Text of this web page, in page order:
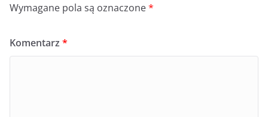
Wymagane pola są oznaczone*
Komentarz *